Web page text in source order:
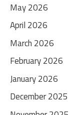
May 2026
April 2026
March 2026
February 2026
January 2026
December 2025